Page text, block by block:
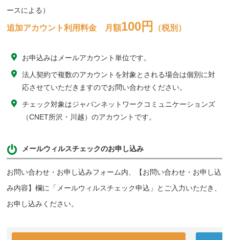
ースによる）
追加アカウント利用料金 月額100円 （税別）
お申込みはメールアカウント単位です。
法人契約で複数のアカウントを対象とされる場合は個別に対
応させていただきますのでお問い合わせください。
チェック対象はジャパンネットワークコミュニケーションズ
（CNET所沢・川越）のアカウントです。
メールウィルスチェックのお申し込み
お問い合わせ・お申し込みフォーム内、【お問い合わせ・お申し込
み内容】欄に「メールウィルスチェック申込」とご入力いただき、
お申し込みください。